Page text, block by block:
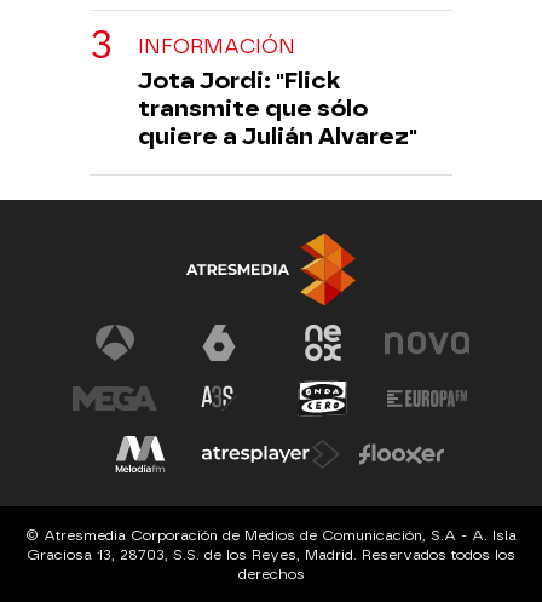
INFORMACIÓN
Jota Jordi: "Flick
transmite que sólo
quiere a Julián Alvarez"
© Atresmedia Corporación de Medios de Comunicación, S.A - A. Isla
Graciosa 13, 28703, S.S. de los Reyes, Madrid. Reservados todos los
derechos